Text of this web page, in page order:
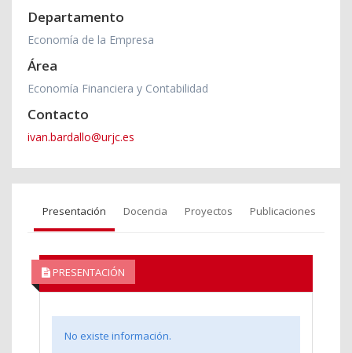
Departamento
Economía de la Empresa
Área
Economía Financiera y Contabilidad
Contacto
ivan.bardallo@urjc.es
Presentación Docencia Proyectos Publicaciones
PRESENTACIÓN
No existe información.